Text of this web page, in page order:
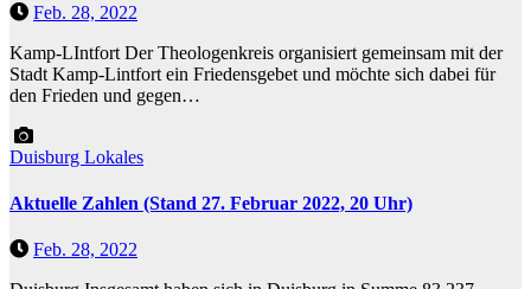
Feb. 28, 2022
Kamp-LIntfort Der Theologenkreis organisiert gemeinsam mit der
Stadt Kamp-Lintfort ein Friedensgebet und möchte sich dabei für
den Frieden und gegen…
Duisburg Lokales
Aktuelle Zahlen (Stand 27. Februar 2022, 20 Uhr)
Feb. 28, 2022